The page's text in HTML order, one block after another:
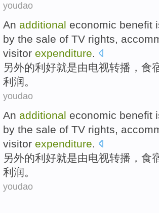
youdao
An additional economic benefit
by the sale of TV rights,
visitor expenditure.
另外的利好就是由电视转播， 食
利润。
youdao
An additional economic benefit
by the sale of TV rights,
visitor expenditure.
另外的利好就是由电视转播， 食
利润。
youdao